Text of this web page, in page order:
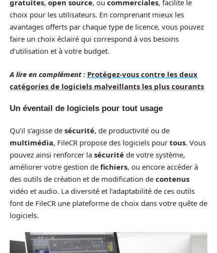
gratuites, open source, ou commerciales, facilite le
choix pour les utilisateurs. En comprenant mieux les
avantages offerts par chaque type de licence, vous pouvez
faire un choix éclairé qui correspond à vos besoins
d’utilisation et à votre budget.
A lire en complément : Protégez-vous contre les deux
catégories de logiciels malveillants les plus courants
Un éventail de logiciels pour tout usage
Qu’il s’agisse de sécurité, de productivité ou de
multimédia, FileCR propose des logiciels pour tous. Vous
pouvez ainsi renforcer la sécurité de votre système,
améliorer votre gestion de fichiers, ou encore accéder à
des outils de création et de modification de contenus
vidéo et audio. La diversité et l’adaptabilité de ces outils
font de FileCR une plateforme de choix dans votre quête de
logiciels.